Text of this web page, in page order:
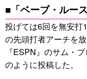
■「ベーブ・ルー
投げては6回を無安打
の先頭打者アーチを
『ESPN』のサム・
のように投稿した。